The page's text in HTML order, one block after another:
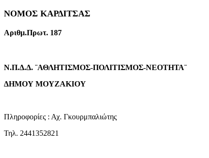
ΝΟΜΟΣ ΚΑΡΔΙΤΣΑΣ
Αριθμ.Πρωτ. 187
Ν.Π.Δ.Δ. ¨ΑΘΛΗΤΙΣΜΟΣ-ΠΟΛΙΤΙΣΜΟΣ-ΝΕΟΤΗΤΑ¨
ΔΗΜΟΥ ΜΟΥΖΑΚΙΟΥ
Πληροφορίες : Αχ. Γκουρμπαλιώτης
Τηλ. 2441352821